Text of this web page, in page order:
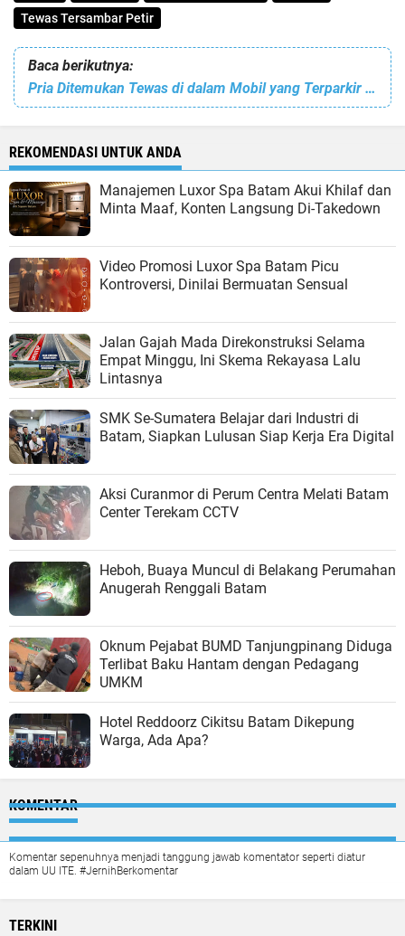
Tewas Tersambar Petir
Baca berikutnya:
Pria Ditemukan Tewas di dalam Mobil yang Terparkir di Kawasan Industri Park 2000, Ada Luka di Leher
REKOMENDASI UNTUK ANDA
Manajemen Luxor Spa Batam Akui Khilaf dan
Minta Maaf, Konten Langsung Di-Takedown
Video Promosi Luxor Spa Batam Picu
Kontroversi, Dinilai Bermuatan Sensual
Jalan Gajah Mada Direkonstruksi Selama
Empat Minggu, Ini Skema Rekayasa Lalu
Lintasnya
SMK Se-Sumatera Belajar dari Industri di
Batam, Siapkan Lulusan Siap Kerja Era Digital
Aksi Curanmor di Perum Centra Melati Batam
Center Terekam CCTV
Heboh, Buaya Muncul di Belakang Perumahan
Anugerah Renggali Batam
Oknum Pejabat BUMD Tanjungpinang Diduga
Terlibat Baku Hantam dengan Pedagang
UMKM
Hotel Reddoorz Cikitsu Batam Dikepung
Warga, Ada Apa?
KOMENTAR
Komentar sepenuhnya menjadi tanggung jawab komentator seperti diatur
dalam UU ITE. #JernihBerkomentar
TERKINI